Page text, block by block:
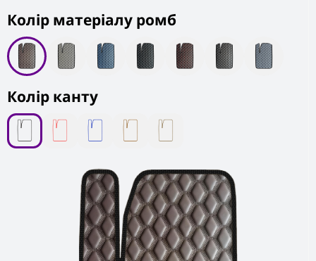
Колiр матеріалу ромб
Колір канту